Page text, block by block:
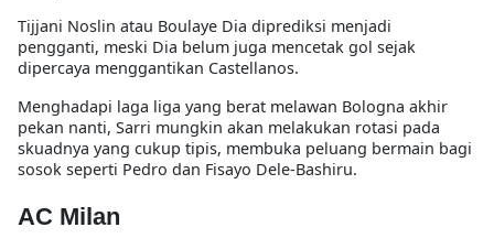
Tijjani Noslin atau Boulaye Dia diprediksi menjadi
pengganti, meski Dia belum juga mencetak gol sejak
dipercaya menggantikan Castellanos.
Menghadapi laga liga yang berat melawan Bologna akhir
pekan nanti, Sarri mungkin akan melakukan rotasi pada
skuadnya yang cukup tipis, membuka peluang bermain bagi
sosok seperti Pedro dan Fisayo Dele-Bashiru.
AC Milan